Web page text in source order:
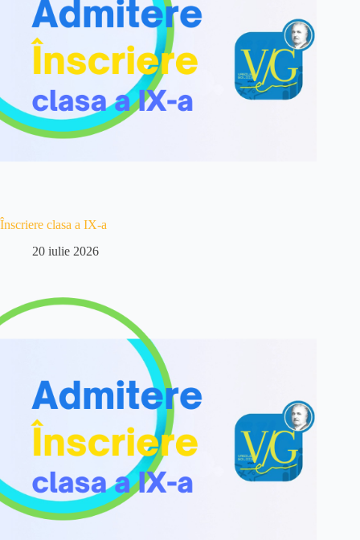
Înscriere clasa a IX-a
20 iulie 2026